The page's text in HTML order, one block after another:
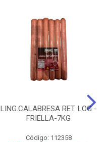
LING.CALABRESA RET. LOG -
FRIELLA-7KG
Código: 112358